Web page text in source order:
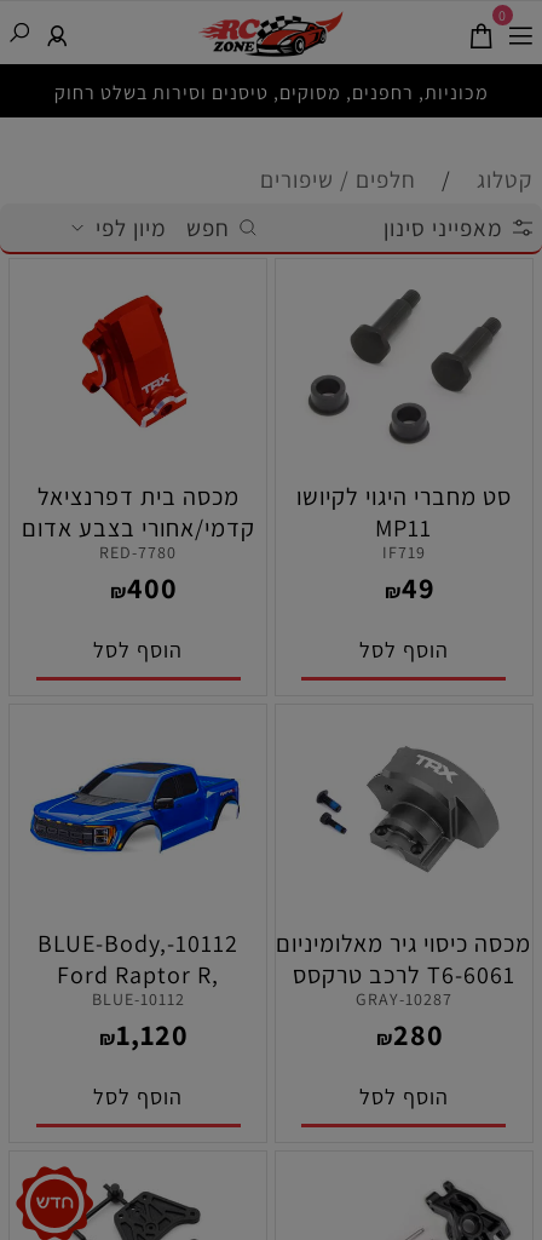
מכוניות, רחפנים, מסוקים, טיסנים וסירות בשלט רחוק
0
קטלוג /
חלפים / שיפורים
מאפייני סינון
חפש מיון לפי
סט מחברי היגוי לקיושו
MP11
IF719
₪49
הוסף לסל
מכסה בית דפרנציאל
קדמי/אחורי בצבע אדום
7780-RED
₪400
הוסף לסל
מכסה כיסוי גיר מאלומיניום
6061-T6 לרכב טרקסס
מאקסס סלאש ( אפור )
10287-GRAY
₪280
הוסף לסל
10112-BLUE-Body,
Ford Raptor R,
complete (blue)
10112-BLUE
₪1,120
הוסף לסל